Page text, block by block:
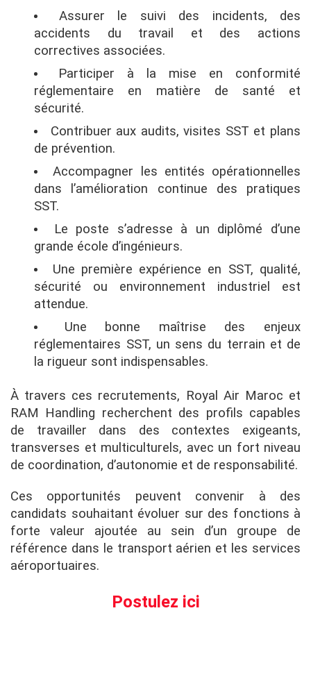
Assurer le suivi des incidents, des
accidents du travail et des actions
correctives associées.
Participer à la mise en conformité
réglementaire en matière de santé et
sécurité.
Contribuer aux audits, visites SST et plans
de prévention.
Accompagner les entités opérationnelles
dans l’amélioration continue des pratiques
SST.
Le poste s’adresse à un diplômé d’une
grande école d’ingénieurs.
Une première expérience en SST, qualité,
sécurité ou environnement industriel est
attendue.
Une bonne maîtrise des enjeux
réglementaires SST, un sens du terrain et de
la rigueur sont indispensables.
À travers ces recrutements, Royal Air Maroc et
RAM Handling recherchent des profils capables
de travailler dans des contextes exigeants,
transverses et multiculturels, avec un fort niveau
de coordination, d’autonomie et de responsabilité.
Ces opportunités peuvent convenir à des
candidats souhaitant évoluer sur des fonctions à
forte valeur ajoutée au sein d’un groupe de
référence dans le transport aérien et les services
aéroportuaires.
Postulez ici